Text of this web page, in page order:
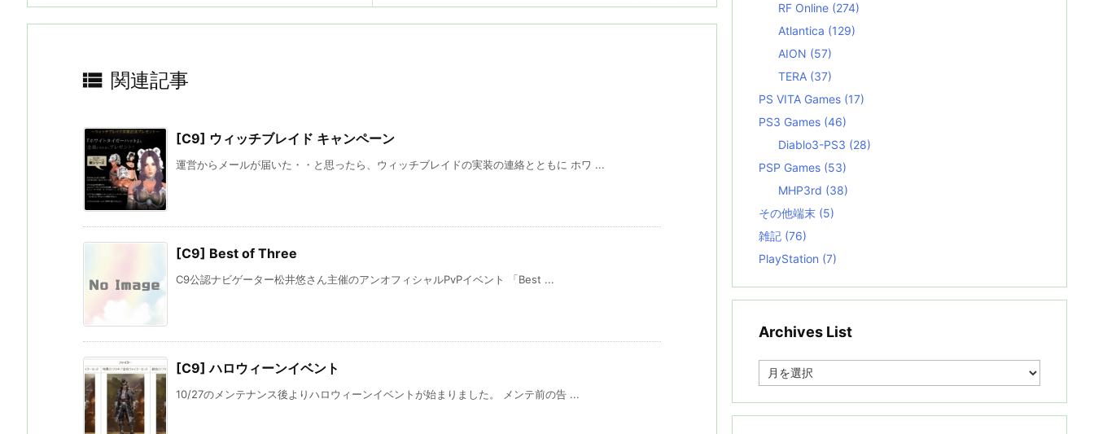
 関連記事
[C9] ウィッチブレイド キャンペーン
運営からメールが届いた・・と思ったら、ウィッチブレイドの実装の連絡とともに ホワ ...
[C9] Best of Three
C9公認ナビゲーター松井悠さん主催のアンオフィシャルPvPイベント 「Best ...
[C9] ハロウィーンイベント
10/27のメンテナンス後よりハロウィーンイベントが始まりました。 メンテ前の告 ...
RF Online (274)
Atlantica (129)
AION (57)
TERA (37)
PS VITA Games (17)
PS3 Games (46)
Diablo3-PS3 (28)
PSP Games (53)
MHP3rd (38)
その他端末 (5)
雑記 (76)
PlayStation (7)
Archives List